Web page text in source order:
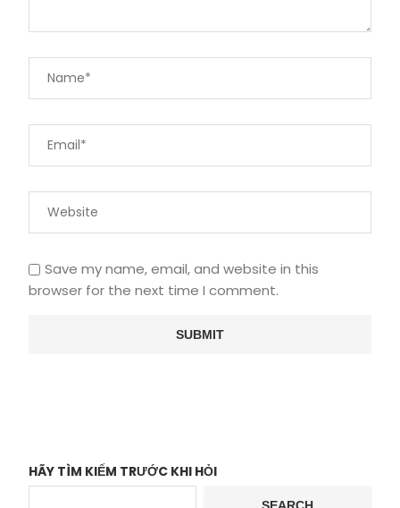
Save my name, email, and website in this
browser for the next time I comment.
HÃY TÌM KIẾM TRƯỚC KHI HỎI